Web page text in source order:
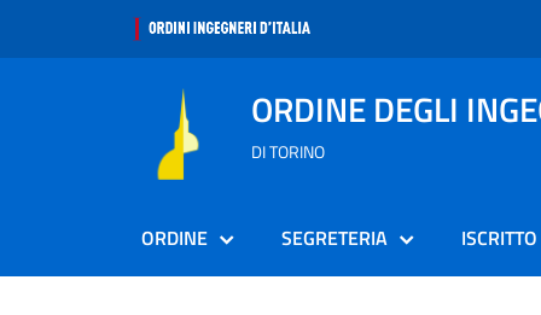
ORDINE DEGLI
DI TORINO
ORDINE SEGRETERIA ISCRITTO